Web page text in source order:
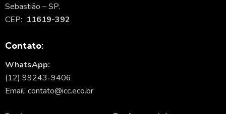
Sebastião – SP.
CEP: 11619-392
Contato:
WhatsApp:
(12) 99243-9406
Email: contato@icc.eco.br